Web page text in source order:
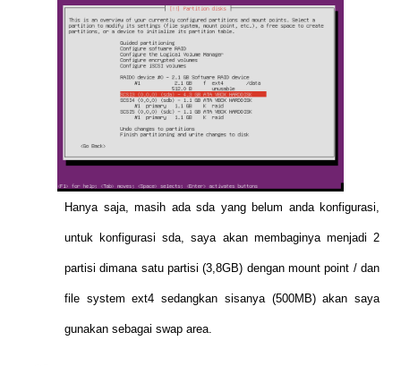
Hanya saja, masih ada sda yang belum anda konfigurasi,
untuk konfigurasi sda, saya akan membaginya menjadi 2
partisi dimana satu partisi (3,8GB) dengan mount point / dan
file system ext4 sedangkan sisanya (500MB) akan saya
gunakan sebagai swap area.